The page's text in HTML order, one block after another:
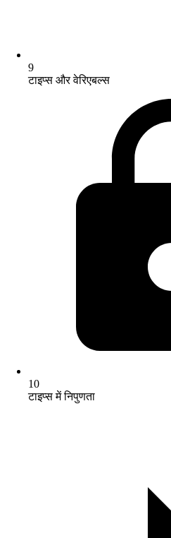
9
टाइप्स और वेरिएबल्स
10
टाइप्स में निपुणता